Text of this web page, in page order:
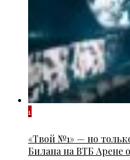
1
«Твой №1» — но
Билана на ВТБ Арене